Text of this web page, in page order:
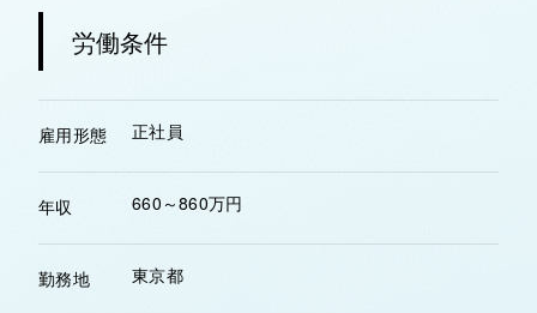
労働条件
雇用形態 正社員
年収 660～860万円
勤務地 東京都